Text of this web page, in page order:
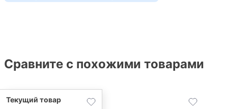
Сравните с похожими товарами